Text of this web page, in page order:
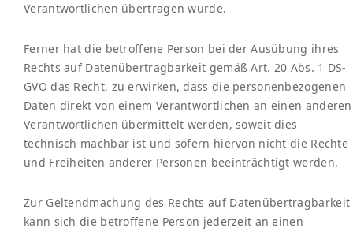
Verantwortlichen übertragen wurde.
Ferner hat die betroffene Person bei der Ausübung ihres
Rechts auf Datenübertragbarkeit gemäß Art. 20 Abs. 1 DS-
GVO das Recht, zu erwirken, dass die personenbezogenen
Daten direkt von einem Verantwortlichen an einen anderen
Verantwortlichen übermittelt werden, soweit dies
technisch machbar ist und sofern hiervon nicht die Rechte
und Freiheiten anderer Personen beeinträchtigt werden.
Zur Geltendmachung des Rechts auf Datenübertragbarkeit
kann sich die betroffene Person jederzeit an einen